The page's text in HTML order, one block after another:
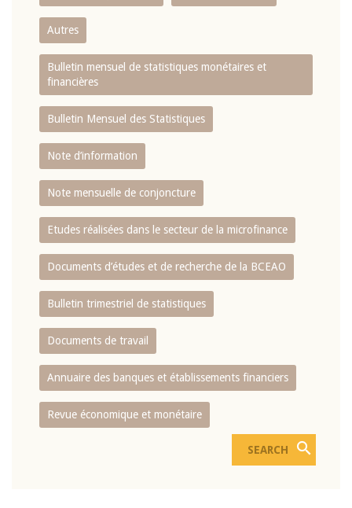
Autres
Bulletin mensuel de statistiques monétaires et
financières
Bulletin Mensuel des Statistiques
Note d’information
Note mensuelle de conjoncture
Etudes réalisées dans le secteur de la microfinance
Documents d’études et de recherche de la BCEAO
Bulletin trimestriel de statistiques
Documents de travail
Annuaire des banques et établissements financiers
Revue économique et monétaire